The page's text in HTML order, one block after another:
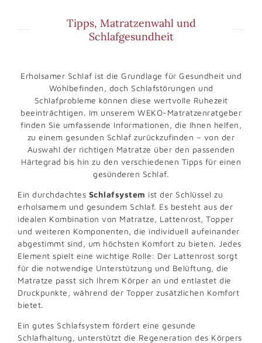
Tipps, Matratzenwahl und
Schlafgesundheit
Erholsamer Schlaf ist die Grundlage für Gesundheit und
Wohlbefinden, doch Schlafstörungen und
Schlafprobleme können diese wertvolle Ruhezeit
beeinträchtigen. Im unserem WEKO-Matratzenratgeber
finden Sie umfassende Informationen, die Ihnen helfen,
zu einem gesunden Schlaf zurückzufinden – von der
Auswahl der richtigen Matratze über den passenden
Härtegrad bis hin zu den verschiedenen Tipps für einen
gesünderen Schlaf.
Ein durchdachtes Schlafsystem ist der Schlüssel zu
erholsamem und gesundem Schlaf. Es besteht aus der
idealen Kombination von Matratze, Lattenrost, Topper
und weiteren Komponenten, die individuell aufeinander
abgestimmt sind, um höchsten Komfort zu bieten. Jedes
Element spielt eine wichtige Rolle: Der Lattenrost sorgt
für die notwendige Unterstützung und Belüftung, die
Matratze passt sich Ihrem Körper an und entlastet die
Druckpunkte, während der Topper zusätzlichen Komfort
bietet.
Ein gutes Schlafsystem fördert eine gesunde
Schlafhaltung, unterstützt die Regeneration des Körpers